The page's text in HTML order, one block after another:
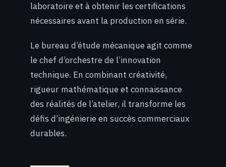
laboratoire et à obtenir les certifications
nécessaires avant la production en série.
Le bureau d’étude mécanique agit comme
le chef d’orchestre de l’innovation
technique. En combinant créativité,
rigueur mathématique et connaissance
des réalités de l’atelier, il transforme les
défis d’ingénierie en succès commerciaux
durables.